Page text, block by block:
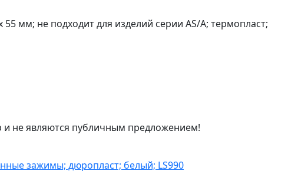
мм; не подходит для изделий серии AS/A; термопласт;
и не являются публичным предложением!
зажимы; дюропласт; белый; LS990